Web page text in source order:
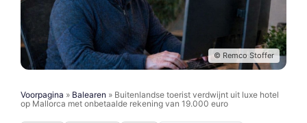
© Remco Stoffer
Voorpagina » Balearen » Buitenlandse toerist verdwijnt uit luxe hotel
op Mallorca met onbetaalde rekening van 19.000 euro